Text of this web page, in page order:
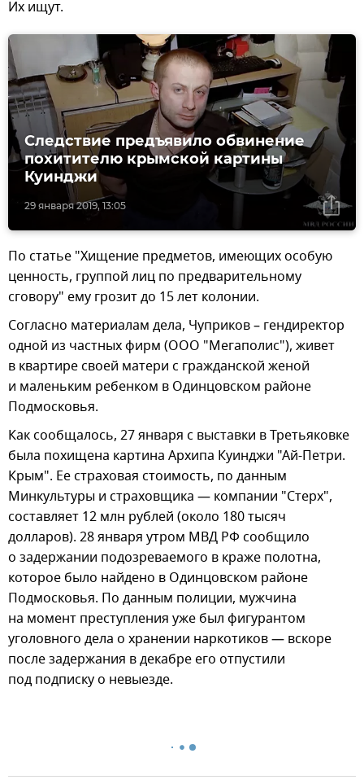
Их ищут.
29 января 2019, 13:05
Следствие предъявило обвинение
похитителю крымской картины
Куинджи
По статье "Хищение предметов, имеющих особую
ценность, группой лиц по предварительному
сговору" ему грозит до 15 лет колонии.
Согласно материалам дела, Чуприков – гендиректор
одной из частных фирм (ООО "Мегаполис"), живет
в квартире своей матери с гражданской женой
и маленьким ребенком в Одинцовском районе
Подмосковья.
Как сообщалось, 27 января с выставки в Третьяковке
была похищена картина Архипа Куинджи "Ай-Петри.
Крым". Ее страховая стоимость, по данным
Минкультуры и страховщика — компании "Стерх",
составляет 12 млн рублей (около 180 тысяч
долларов). 28 января утром МВД РФ сообщило
о задержании подозреваемого в краже полотна,
которое было найдено в Одинцовском районе
Подмосковья. По данным полиции, мужчина
на момент преступления уже был фигурантом
уголовного дела о хранении наркотиков — вскоре
после задержания в декабре его отпустили
под подписку о невыезде.